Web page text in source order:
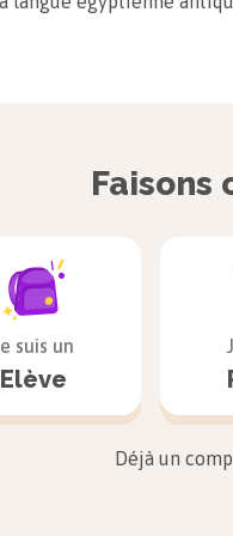
sur la terre des
jusque-là leur échappait.
Faisons
suis un
Elève
Déjà un